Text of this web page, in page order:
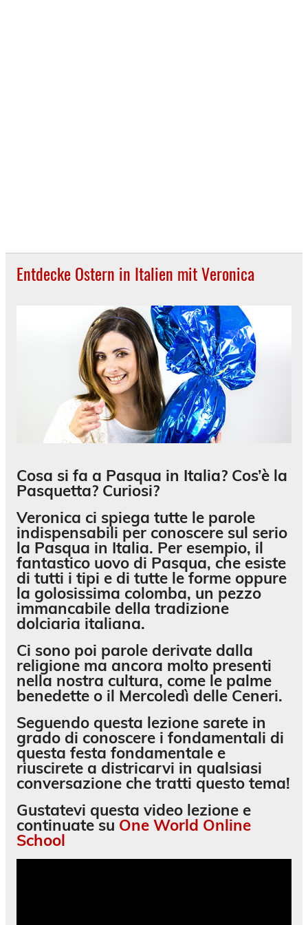
Entdecke Ostern in Italien mit Veronica
Cosa si fa a Pasqua in Italia? Cos’è la
Pasquetta? Curiosi?
Veronica ci spiega tutte le parole
indispensabili per conoscere sul serio
la Pasqua in Italia. Per esempio, il
fantastico uovo di Pasqua, che esiste
di tutti i tipi e di tutte le forme oppure
la golosissima colomba, un pezzo
immancabile della tradizione
dolciaria italiana.
Ci sono poi parole derivate dalla
religione ma ancora molto presenti
nella nostra cultura, come le palme
benedette o il Mercoledì delle Ceneri.
Seguendo questa lezione sarete in
grado di conoscere i fondamentali di
questa festa fondamentale e
riuscirete a districarvi in qualsiasi
conversazione che tratti questo tema!
Gustatevi questa video lezione e
continuate su One World Online
School